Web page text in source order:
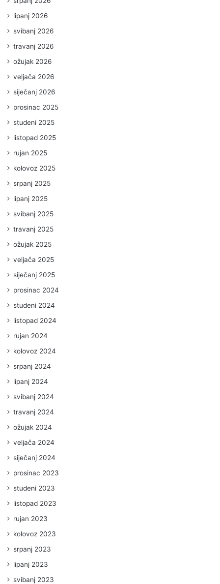
lipanj 2026
svibanj 2026
travanj 2026
ožujak 2026
veljača 2026
siječanj 2026
prosinac 2025
studeni 2025
listopad 2025
rujan 2025
kolovoz 2025
srpanj 2025
lipanj 2025
svibanj 2025
travanj 2025
ožujak 2025
veljača 2025
siječanj 2025
prosinac 2024
studeni 2024
listopad 2024
rujan 2024
kolovoz 2024
srpanj 2024
lipanj 2024
svibanj 2024
travanj 2024
ožujak 2024
veljača 2024
siječanj 2024
prosinac 2023
studeni 2023
listopad 2023
rujan 2023
kolovoz 2023
srpanj 2023
lipanj 2023
svibanj 2023